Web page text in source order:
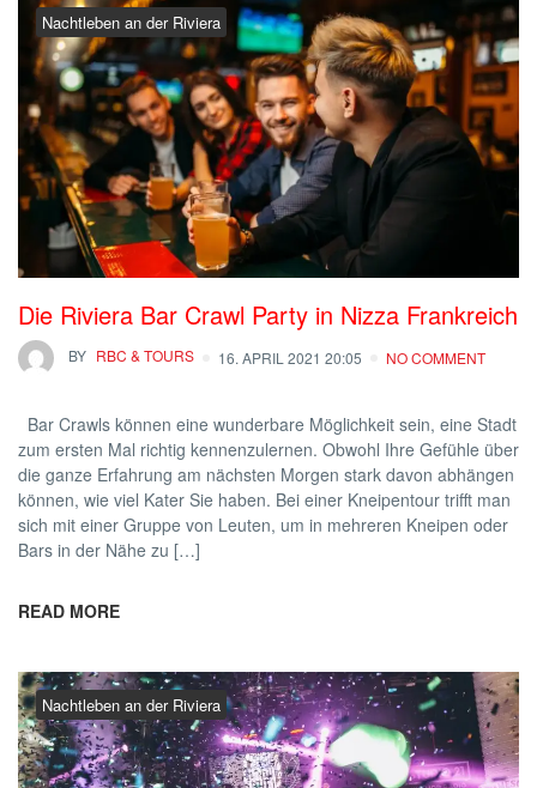
Nachtleben an der Riviera
Die Riviera Bar Crawl Party in Nizza Frankreich
BY RBC & TOURS 16. APRIL 2021 20:05 NO COMMENT
Bar Crawls können eine wunderbare Möglichkeit sein, eine Stadt
zum ersten Mal richtig kennenzulernen. Obwohl Ihre Gefühle über
die ganze Erfahrung am nächsten Morgen stark davon abhängen
können, wie viel Kater Sie haben. Bei einer Kneipentour trifft man
sich mit einer Gruppe von Leuten, um in mehreren Kneipen oder
Bars in der Nähe zu […]
READ MORE
Nachtleben an der Riviera